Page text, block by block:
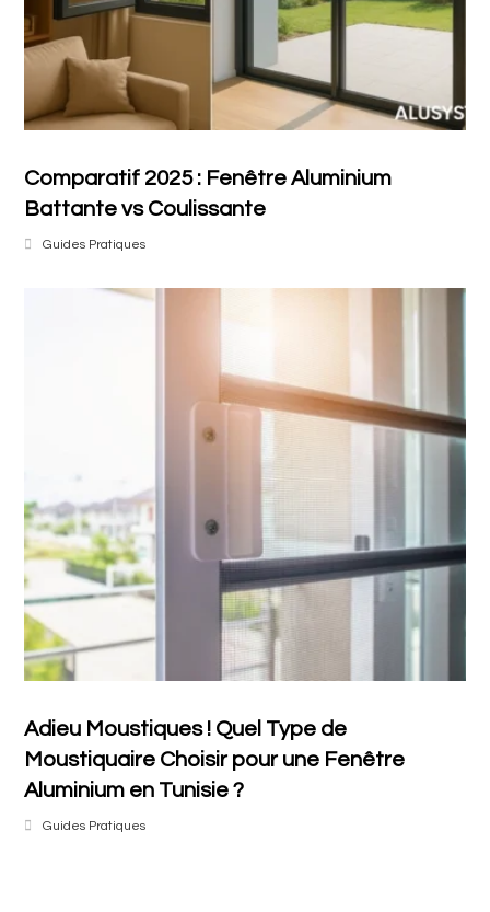
Comparatif 2025 : Fenêtre Aluminium
Battante vs Coulissante
Guides Pratiques
Adieu Moustiques ! Quel Type de
Moustiquaire Choisir pour une Fenêtre
Aluminium en Tunisie ?
Guides Pratiques